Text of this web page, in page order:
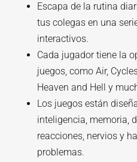
Escapa de la rutina
tus colegas en una
interactivos.
Cada jugador tiene la
juegos, como Air,
Heaven and Hell y
Los juegos están
inteligencia, memoria,
reacciones, nervios y
problemas.